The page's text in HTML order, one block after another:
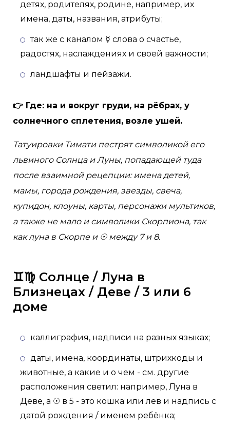
детях, родителях, родине, например, их
имена, даты, названия, атрибуты;
так же с каналом ☿ слова о счастье,
радостях, наслаждениях и своей важности;
ландшафты и пейзажи.
👉 Где: на и вокруг груди, на рёбрах, у
солнечного сплетения, возле ушей.
Татуировки Тимати пестрят символикой его
львиного Солнца и Луны, попадающей туда
после взаимной рецепции: имена детей,
мамы, города рождения, звезды, свеча,
купидон, клоуны, карты, персонажи мультиков,
а также не мало и символики Скорпиона, так
как луна в Скорпе и ☉ между 7 и 8.
♊️♍️ Солнце / Луна в
Близнецах / Деве / 3 или 6
доме
каллиграфия, надписи на разных языках;
даты, имена, координаты, штрихкоды и
животные, а какие и о чем - см. другие
расположения светил: например, Луна в
Деве, а ☉ в 5 - это кошка или лев и надпись с
датой рождения / именем ребёнка;